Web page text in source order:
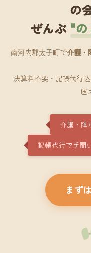
の
ぜんぶ "
南河内郡太子町で介護・
決算料不要・記帳代行
国
介護・障
記帳代行で手間
まず